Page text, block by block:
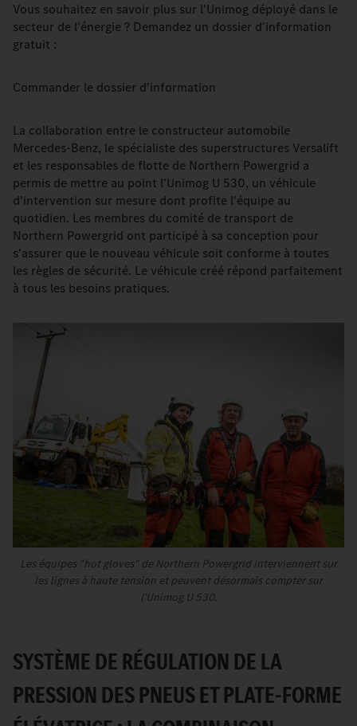
Vous souhaitez en savoir plus sur l'Unimog déployé dans le
secteur de l'énergie ? Demandez un dossier d'information
gratuit :
Commander le dossier d'information
La collaboration entre le constructeur automobile
Mercedes-Benz, le spécialiste des superstructures Versalift
et les responsables de flotte de Northern Powergrid a
permis de mettre au point l'Unimog U 530, un véhicule
d'intervention sur mesure dont profite l'équipe au
quotidien. Les membres du comité de transport de
Northern Powergrid ont participé à sa conception pour
s'assurer que le nouveau véhicule soit conforme à toutes
les règles de sécurité. Le véhicule créé répond parfaitement
à tous les besoins pratiques.
Les équipes "hot gloves" de Northern Powergrid interviennent sur
les lignes à haute tension et peuvent désormais compter sur
l'Unimog U 530.
SYSTÈME DE RÉGULATION DE LA
PRESSION DES PNEUS ET PLATE-FORME